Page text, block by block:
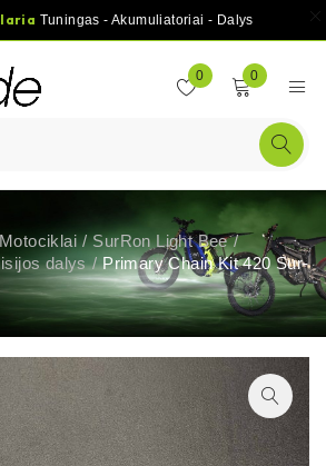
Tuningas - Akumuliatoriai - Dalys
0 0
/ SurRon Light Bee /
dalys / Primary Chain Kit 420 Sur-